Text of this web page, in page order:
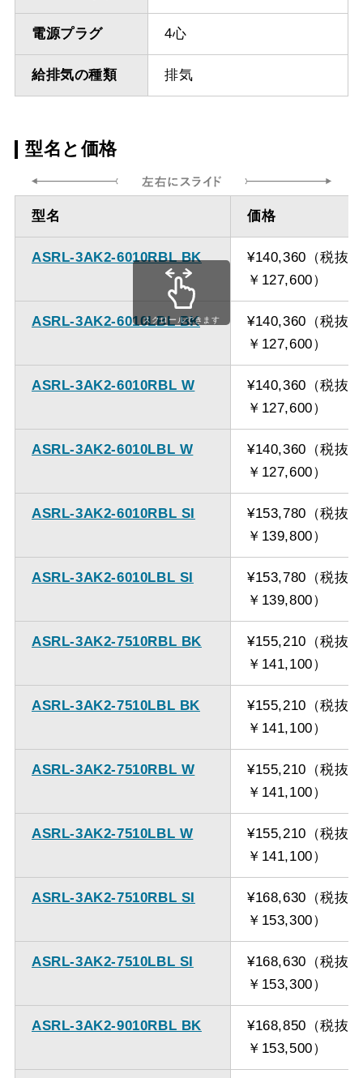
電源プラグ 4心
給排気の種類 排気
型名と価格
型名 価格
ASRL-3AK2-6010RBL BK
¥140,360（税抜
￥127,600）
ASRL-3AK2-6010LBL BK
¥140,360（税抜
￥127,600）
ASRL-3AK2-6010RBL W
¥140,360（税抜
￥127,600）
ASRL-3AK2-6010LBL W
¥140,360（税抜
￥127,600）
ASRL-3AK2-6010RBL SI
¥153,780（税抜
￥139,800）
ASRL-3AK2-6010LBL SI
¥153,780（税抜
￥139,800）
ASRL-3AK2-7510RBL BK
¥155,210（税抜
￥141,100）
ASRL-3AK2-7510LBL BK
¥155,210（税抜
￥141,100）
ASRL-3AK2-7510RBL W
¥155,210（税抜
￥141,100）
ASRL-3AK2-7510LBL W
¥155,210（税抜
￥141,100）
ASRL-3AK2-7510RBL SI
¥168,630（税抜
￥153,300）
ASRL-3AK2-7510LBL SI
¥168,630（税抜
￥153,300）
ASRL-3AK2-9010RBL BK
¥168,850（税抜
￥153,500）
スクロールできます